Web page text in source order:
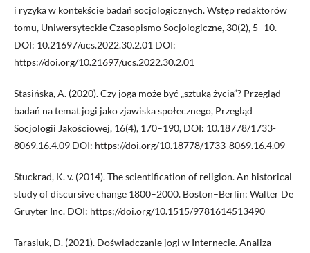
i ryzyka w kontekście badań socjologicznych. Wstęp redaktorów
tomu, Uniwersyteckie Czasopismo Socjologiczne, 30(2), 5–10.
DOI: 10.21697/ucs.2022.30.2.01 DOI:
https://doi.org/10.21697/ucs.2022.30.2.01
Stasińska, A. (2020). Czy joga może być „sztuką życia”? Przegląd
badań na temat jogi jako zjawiska społecznego, Przegląd
Socjologii Jakościowej, 16(4), 170–190, DOI: 10.18778/1733-
8069.16.4.09 DOI: https://doi.org/10.18778/1733-8069.16.4.09
Stuckrad, K. v. (2014). The scientification of religion. An historical
study of discursive change 1800–2000. Boston–Berlin: Walter De
Gruyter Inc. DOI: https://doi.org/10.1515/9781614513490
Tarasiuk, D. (2021). Doświadczanie jogi w Internecie. Analiza